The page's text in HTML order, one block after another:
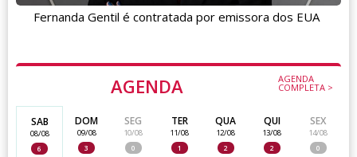
AGENDA AGENDA
COMPLETA >
SAB
08/08
6
DOM
09/08
3
SEG
10/08
0
TER
11/08
1
QUA
12/08
2
QUI
13/08
2
SEX
14/08
0
Fernanda Gentil é contratada por emissora dos EUA